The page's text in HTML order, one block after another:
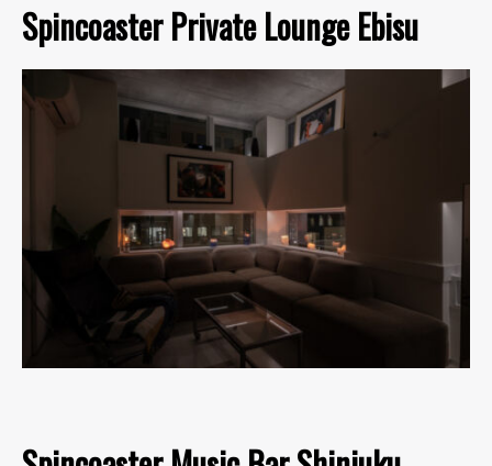
Spincoaster Private Lounge Ebisu